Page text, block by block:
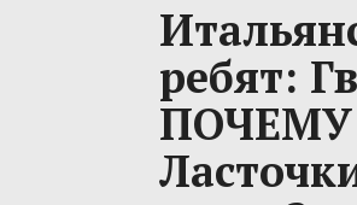
ребят:
ПОЧЕМУ